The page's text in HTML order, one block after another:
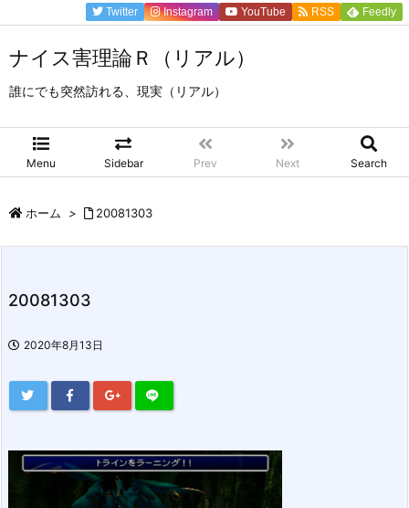
ナイス害理論Ｒ（リアル）
誰にでも突然訪れる、現実（リアル）
Menu Sidebar Prev Next Search
Twitter Instagram YouTube RSS Feedly
ホーム > 20081303
20081303
2020年8月13日